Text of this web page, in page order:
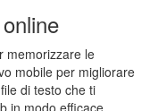
memorizzare le
mobile per migliorare
di testo che ti
in modo efficace,